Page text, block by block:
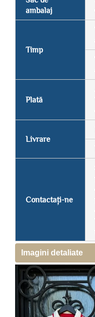
ambalaj
Timp
Plată
Livrare
Contactați-ne
Imagini detaliate